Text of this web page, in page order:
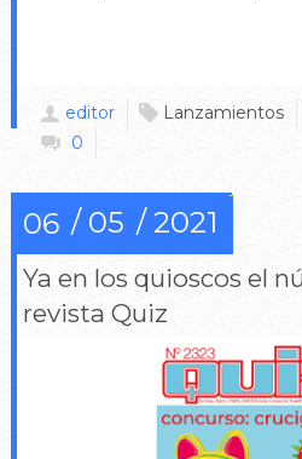
editor Lanzamientos
0
06 05 2021
Ya en los quioscos el
revista Quiz